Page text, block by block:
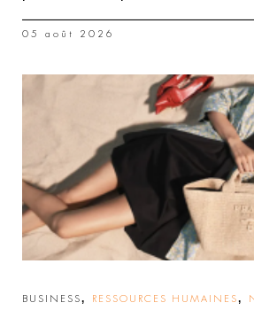
05 août 2026
BUSINESS, RESSOURCES HUMAINES,